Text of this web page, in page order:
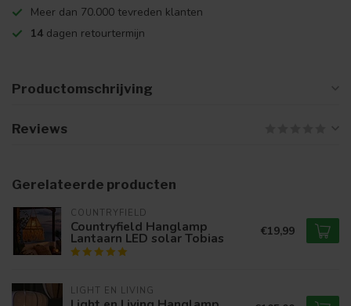
Meer dan 70.000 tevreden klanten
14 dagen retourtermijn
Productomschrijving
Reviews
Gerelateerde producten
COUNTRYFIELD
Countryfield Hanglamp
Lantaarn LED solar Tobias €19,99
LIGHT EN LIVING